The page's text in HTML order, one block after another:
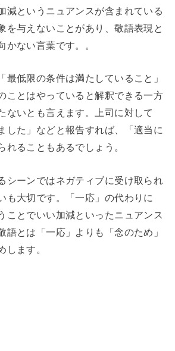
減というニュアンスが含まれている
を与えないことがあり、敬語表現と
かない言葉です。。
最低限の条件は満たしていること」
ことはやっていると解釈できる一方
ないとも言えます。上司に対して
した」などと報告すれば、「適当に
れることもあるでしょう。
シーンではネガティブに受け取られ
も大切です。「一応」の代わりに
ことでいい加減といったニュアンス
語とは「一応」よりも「念のため」
します。